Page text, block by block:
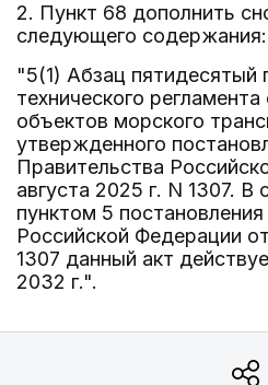
2. Пункт 68 дополнить
следующего содержания:
"5(1) Абзац пятидесятый
технического
объектов морского
утвержденного
Правительства
августа 2025 г. N 1307. В
пунктом 5
Российской Федерации
1307 данный акт
2032 г.".